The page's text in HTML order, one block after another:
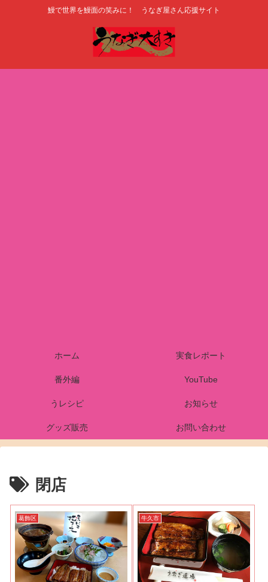
鰻で世界を鰻面の笑みに！ うなぎ屋さん応援サイト
ホーム 実食レポート
番外編 YouTube
うレシピ お知らせ
グッズ販売 お問い合わせ
閉店
葛飾区 牛久市